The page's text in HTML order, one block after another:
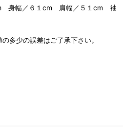
身幅／６１cm 肩幅／５１cm 袖
多少の誤差はご了承下さい。